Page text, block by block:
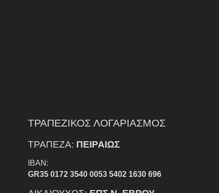
ΤΡΑΠΕΖΙΚΟΣ ΛΟΓΑΡΙΑΣΜΟΣ
ΤΡΑΠΕΖΑ: ΠΕΙΡΑΙΩΣ
IBAN:
GR35 0172 3540 0053 5402 1630 696